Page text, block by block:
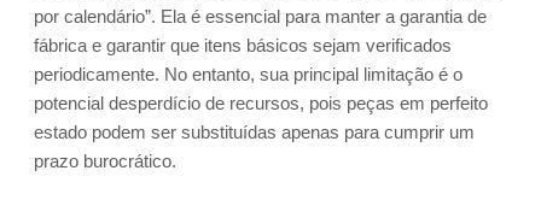
por calendário”. Ela é essencial para manter a garantia de
fábrica e garantir que itens básicos sejam verificados
periodicamente. No entanto, sua principal limitação é o
potencial desperdício de recursos, pois peças em perfeito
estado podem ser substituídas apenas para cumprir um
prazo burocrático.